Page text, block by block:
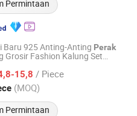
Permintaan
Baru 925 Anting-Anting Perak
Grosir Fashion Kalung Set
15,8 / Piece
(MOQ)
Permintaan
Harga mulai 2020